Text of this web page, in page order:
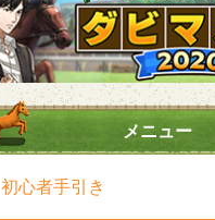
メニュー
初心者手引き